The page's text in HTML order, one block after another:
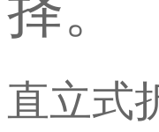
直立式